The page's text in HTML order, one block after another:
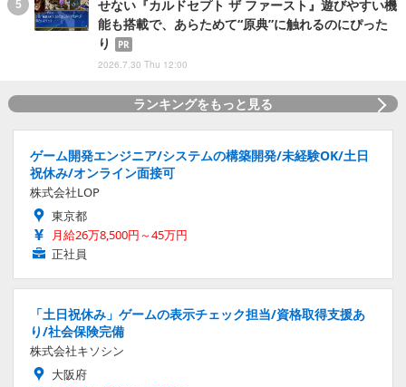
せない『カルドセプト ザ ファースト』遊びやすい機
能も搭載で、あらためて“原典”に触れるのにぴった
り
PR
2026.7.30 Thu 12:00
ランキングをもっと見る
ゲーム開発エンジニア/システムの構築開発/未経験OK/土日
祝休み/オンライン面接可
株式会社LOP
東京都
月給26万8,500円～45万円
正社員
「土日祝休み」ゲームの表示チェック担当/資格取得支援あ
り/社会保険完備
株式会社キソシン
大阪府